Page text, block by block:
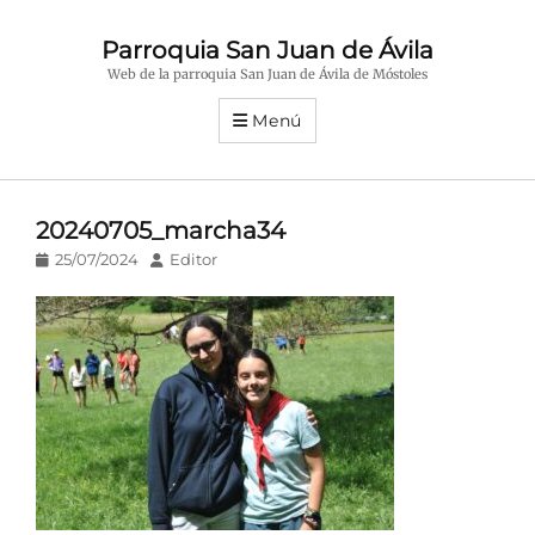
Parroquia San Juan de Ávila
Web de la parroquia San Juan de Ávila de Móstoles
Menú
20240705_marcha34
Publicado
25/07/2024 AutorEditor